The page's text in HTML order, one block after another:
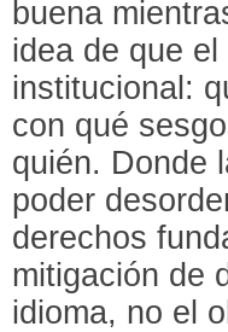
buena
idea de que
institucional:
con qué
quién. Donde
poder
derechos
mitigación de
idioma, no el